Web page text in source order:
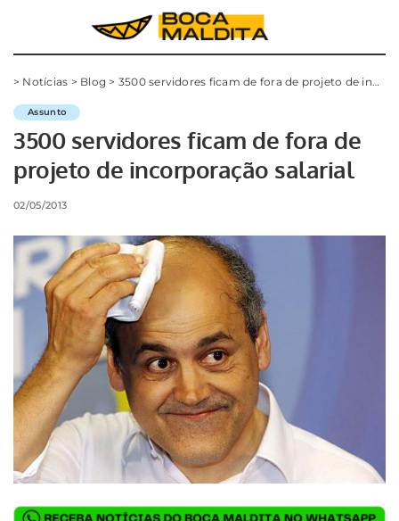
> Notícias > Blog > 3500 servidores ficam de fora de projeto de incorporação salarial
Assunto
3500 servidores ficam de fora de
projeto de incorporação salarial
02/05/2013